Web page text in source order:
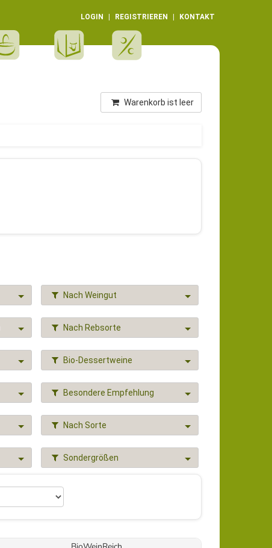
LOGIN REGISTRIEREN KONTAKT
Warenkorb ist leer
Nach Weingut
Nach Rebsorte
Bio-Dessertweine
Besondere Empfehlung
Nach Sorte
Sondergrößen